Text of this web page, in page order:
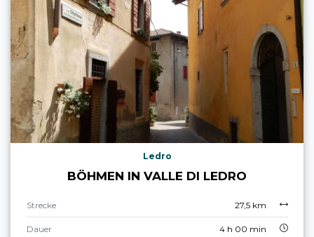
Ledro
BÖHMEN IN VALLE DI LEDRO
Strecke 27,5 km
Dauer 4 h 00 min